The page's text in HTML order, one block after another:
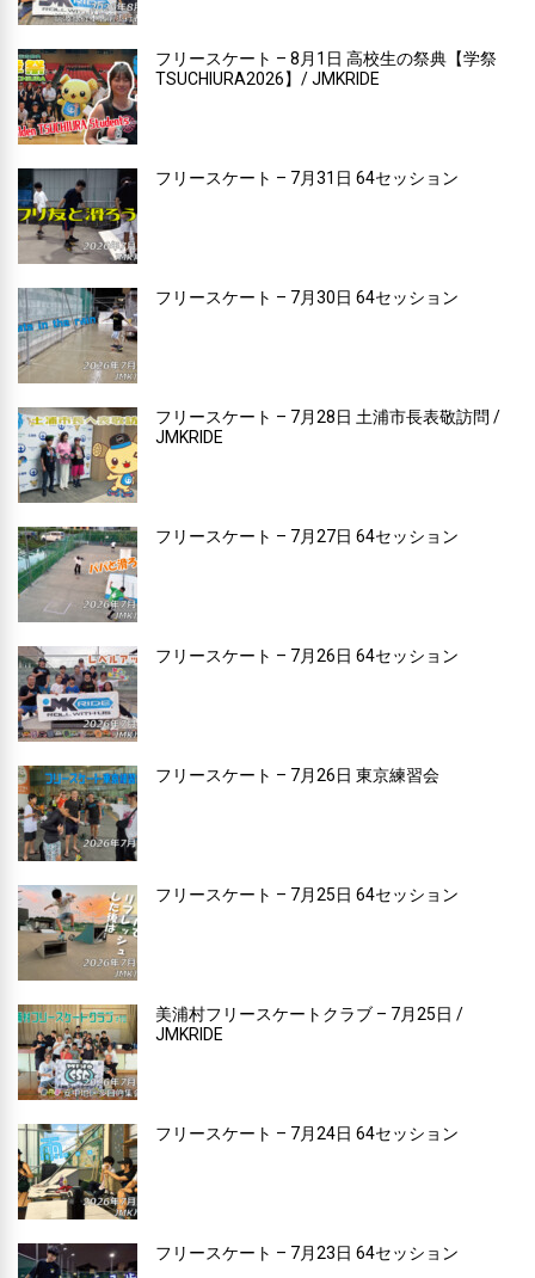
フリースケート – 8月1日 高校生の祭典【学祭
TSUCHIURA2026】/ JMKRIDE
フリースケート – 7月31日 64セッション
フリースケート – 7月30日 64セッション
フリースケート – 7月28日 土浦市長表敬訪問 /
JMKRIDE
フリースケート – 7月27日 64セッション
フリースケート – 7月26日 64セッション
フリースケート – 7月26日 東京練習会
フリースケート – 7月25日 64セッション
美浦村フリースケートクラブ – 7月25日 /
JMKRIDE
フリースケート – 7月24日 64セッション
フリースケート – 7月23日 64セッション